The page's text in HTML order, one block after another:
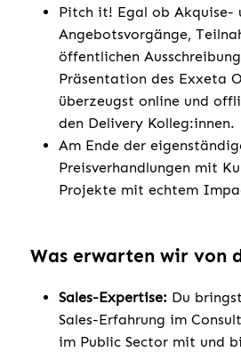
Pitch it! Egal ob Akquise-
Angebotsvorgänge,
öffentlichen
Präsentation des Exxeta
überzeugst online und
den Delivery Kolleg:innen.
Am Ende der
Preisverhandlungen mit
Projekte mit echtem
Was erwarten wir von
Sales-Expertise: Du
Sales-Erfahrung im
im Public Sector mit und